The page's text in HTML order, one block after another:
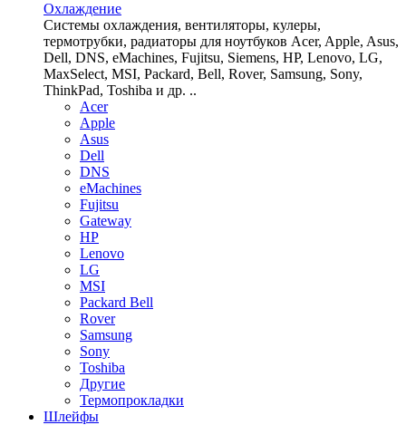
Охлаждение
Системы охлаждения, вентиляторы, кулеры,
термотрубки, радиаторы для ноутбуков Acer, Apple, Asus,
Dell, DNS, eMachines, Fujitsu, Siemens, HP, Lenovo, LG,
MaxSelect, MSI, Packard, Bell, Rover, Samsung, Sony,
ThinkPad, Toshiba и др. ..
Acer
Apple
Asus
Dell
DNS
eMachines
Fujitsu
Gateway
HP
Lenovo
LG
MSI
Packard Bell
Rover
Samsung
Sony
Toshiba
Другие
Термопрокладки
Шлейфы